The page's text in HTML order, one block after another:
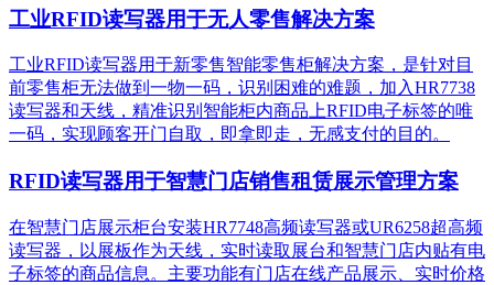
工业RFID读写器用于无人零售解决方案
工业RFID读写器用于新零售智能零售柜解决方案，是针对目
前零售柜无法做到一物一码，识别困难的难题，加入HR7738
读写器和天线，精准识别​智能柜内商品上RFID电子标签的唯
一码，实现顾客开门自取，即拿即走，无感支付的目的。
RFID读写器用于智慧门店销售租赁展示管理方案
在智慧门店展示柜台安装HR7748高频读写器或UR6258超高频
读写器，以展板作为天线，实时读取展台和智慧门店内贴有电
子标签的商品信息。主要功能有门店在线产品展示、实时价格